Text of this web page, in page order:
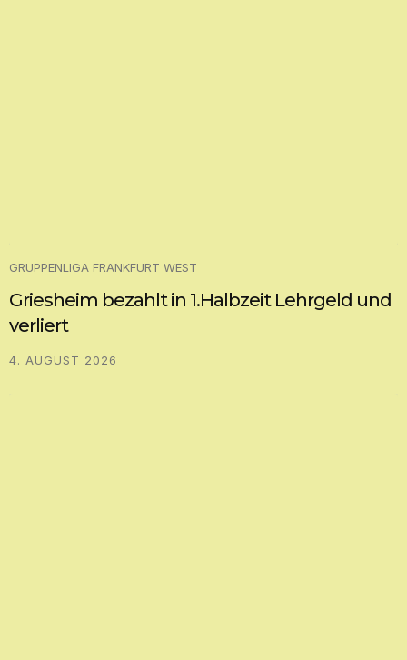
GRUPPENLIGA FRANKFURT WEST
Griesheim bezahlt in 1.Halbzeit Lehrgeld und
verliert
4. AUGUST 2026